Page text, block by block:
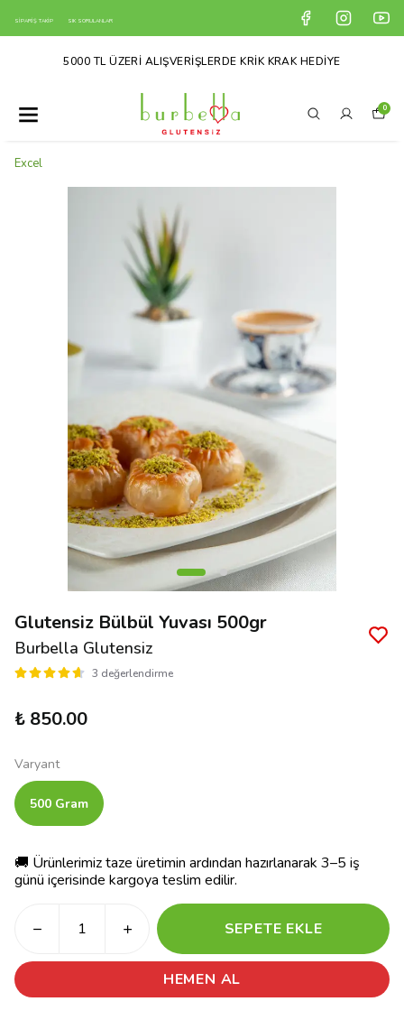
SİPARİŞ TAKİP SIK SORULANLAR
5000 TL ÜZERİ ALIŞVERİŞLERDE KRİK KRAK HEDİYE
0
Excel
Glutensiz Bülbül Yuvası 500gr
Burbella Glutensiz
3 değerlendirme
₺ 850.00
Varyant
500 Gram
🚚 Ürünlerimiz taze üretimin ardından hazırlanarak 3–5 iş
günü içerisinde kargoya teslim edilir.
SEPETE EKLE
HEMEN AL